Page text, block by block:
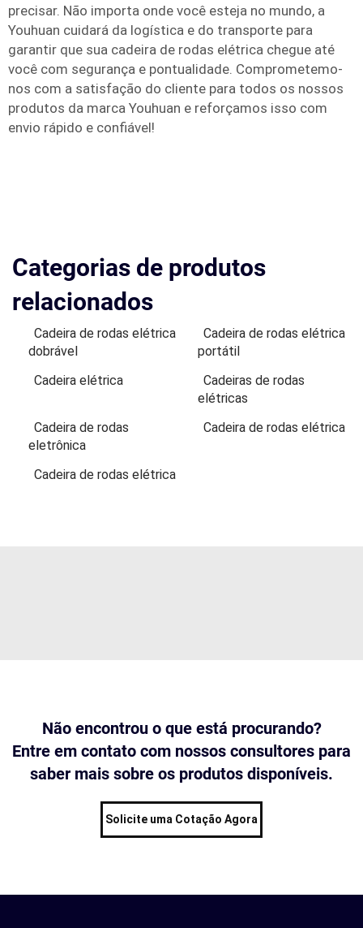
precisar. Não importa onde você esteja no mundo, a
Youhuan cuidará da logística e do transporte para
garantir que sua cadeira de rodas elétrica chegue até
você com segurança e pontualidade. Comprometemo-
nos com a satisfação do cliente para todos os nossos
produtos da marca Youhuan e reforçamos isso com
envio rápido e confiável!
Categorias de produtos
relacionados
Cadeira de rodas elétrica
dobrável
Cadeira de rodas elétrica
portátil
Cadeira elétrica
Cadeiras de rodas
elétricas
Cadeira de rodas
eletrônica
Cadeira de rodas elétrica
Cadeira de rodas elétrica
Não encontrou o que está procurando?
Entre em contato com nossos consultores para
saber mais sobre os produtos disponíveis.
Solicite uma Cotação Agora